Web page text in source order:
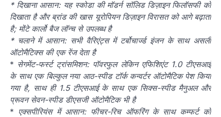
* दिखाना आसान: यह स्कोडा की मॉडर्न सॉलिड डिज़ाइन फिलॉसफी को
दिखाता है और ब्रांड की खास यूरोपियन डिज़ाइन विरासत को आगे बढ़ाता
है; मोंटे कार्लो बैज लॉन्च से उपलब्ध है
* चलाने में आसान: सभी वैरिएंट्स में टर्बोचार्ज्ड इंजन के साथ असली
ऑटोमैटिक्स की एक रेंज देता है
* सेगमेंट-फर्स्ट ट्रांसमिशन: पॉवरफुल लेकिन एफिशिएंट 1.0 टीएसआई
के साथ एक बिल्कुल नया आठ-स्पीड टॉर्क कन्वर्टर ऑटोमैटिक पेश किया
गया है, साथ ही 1.5 टीएसआई के साथ एक सिक्स-स्पीड मैनुअल और
प्रूवन सेवन-स्पीड डीएसजी ऑटोमैटिक भी है
* एक्सपीरियंस में आसान: फीचर-रिच ऑफरिंग के साथ कम्फर्ट को